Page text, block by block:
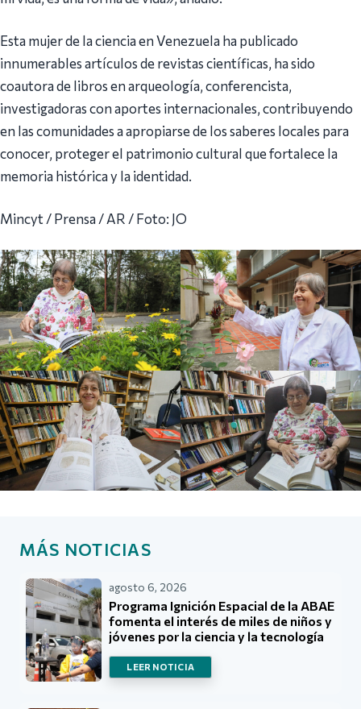
Esta mujer de la ciencia en Venezuela ha publicado
innumerables artículos de revistas científicas, ha sido
coautora de libros en arqueología, conferencista,
investigadoras con aportes internacionales, contribuyendo
en las comunidades a apropiarse de los saberes locales para
conocer, proteger el patrimonio cultural que fortalece la
memoria histórica y la identidad.
Mincyt / Prensa / AR / Foto: JO
MÁS NOTICIAS
agosto 6, 2026
Programa Ignición Espacial de la ABAE
fomenta el interés de miles de niños y
jóvenes por la ciencia y la tecnología
LEER NOTICIA